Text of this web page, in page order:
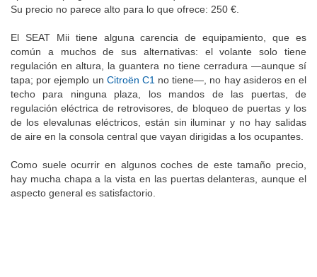
Su precio no parece alto para lo que ofrece: 250 €.
El SEAT Mii tiene alguna carencia de equipamiento, que es
común a muchos de sus alternativas: el volante solo tiene
regulación en altura, la guantera no tiene cerradura —aunque sí
tapa; por ejemplo un Citroën C1 no tiene—, no hay asideros en el
techo para ninguna plaza, los mandos de las puertas, de
regulación eléctrica de retrovisores, de bloqueo de puertas y los
de los elevalunas eléctricos, están sin iluminar y no hay salidas
de aire en la consola central que vayan dirigidas a los ocupantes.
Como suele ocurrir en algunos coches de este tamaño precio,
hay mucha chapa a la vista en las puertas delanteras, aunque el
aspecto general es satisfactorio.